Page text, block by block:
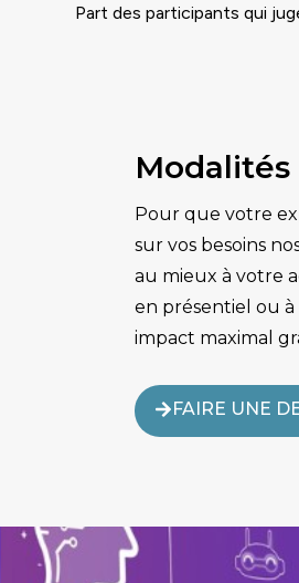
Part des participants qui
Pour que votre
sur vos besoins
au mieux à votre
en présentiel ou
impact maximal
FAIRE UNE